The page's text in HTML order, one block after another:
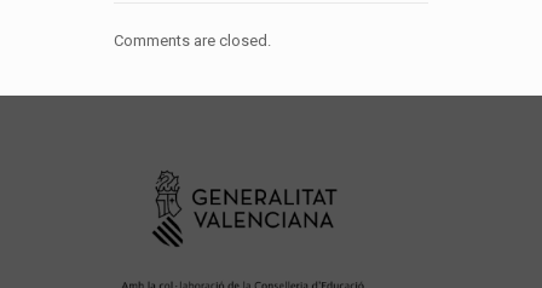
Comments are closed.